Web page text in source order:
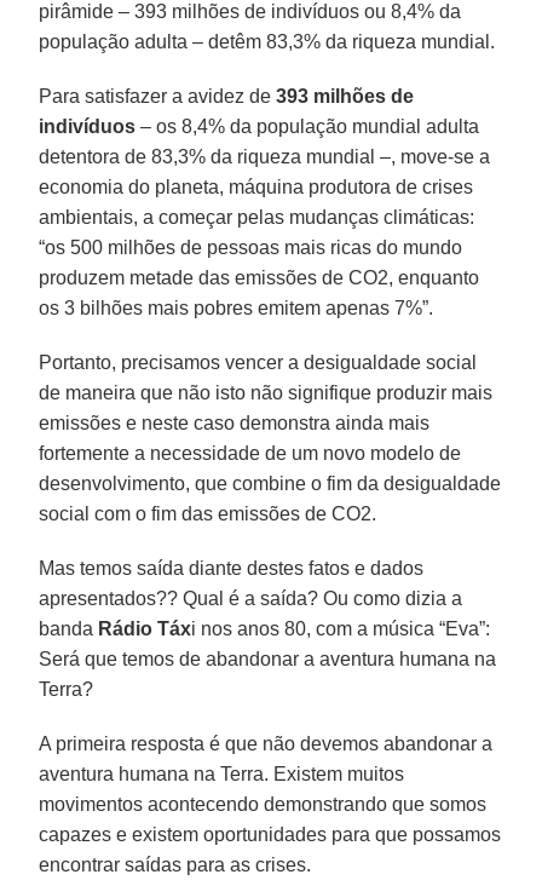
pirâmide – 393 milhões de indivíduos ou 8,4% da
população adulta – detêm 83,3% da riqueza mundial.
Para satisfazer a avidez de393 milhões de
indivíduos – os 8,4% da população mundial adulta
detentora de 83,3% da riqueza mundial –, move-se a
economia do planeta, máquina produtora de crises
ambientais, a começar pelas mudanças climáticas:
“os 500 milhões de pessoas mais ricas do mundo
produzem metade das emissões de CO2, enquanto
os 3 bilhões mais pobres emitem apenas 7%”.
Portanto, precisamos vencer a desigualdade social
de maneira que não isto não signifique produzir mais
emissões e neste caso demonstra ainda mais
fortemente a necessidade de um novo modelo de
desenvolvimento, que combine o fim da desigualdade
social com o fim das emissões de CO2.
Mas temos saída diante destes fatos e dados
apresentados?? Qual é a saída? Ou como dizia a
banda Rádio Táxi nos anos 80, com a música “Eva”:
Será que temos de abandonar a aventura humana na
Terra?
A primeira resposta é que não devemos abandonar a
aventura humana na Terra. Existem muitos
movimentos acontecendo demonstrando que somos
capazes e existem oportunidades para que possamos
encontrar saídas para as crises.